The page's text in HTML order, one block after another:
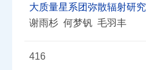
大质量星系团弥散辐射研究
谢雨杉 何梦钒 毛羽丰
416